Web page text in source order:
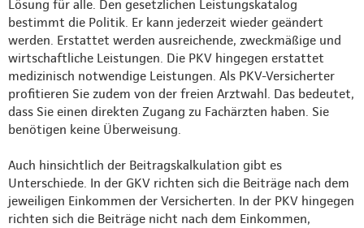
Lösung für alle. Den gesetzlichen Leistungskatalog
bestimmt die Politik. Er kann jederzeit wieder geändert
werden. Erstattet werden ausreichende, zweckmäßige und
wirtschaftliche Leistungen. Die PKV hingegen erstattet
medizinisch notwendige Leistungen. Als PKV-Versicherter
profitieren Sie zudem von der freien Arztwahl. Das bedeutet,
dass Sie einen direkten Zugang zu Fachärzten haben. Sie
benötigen keine Überweisung.
Auch hinsichtlich der Beitragskalkulation gibt es
Unterschiede. In der GKV richten sich die Beiträge nach dem
jeweiligen Einkommen der Versicherten. In der PKV hingegen
richten sich die Beiträge nicht nach dem Einkommen,